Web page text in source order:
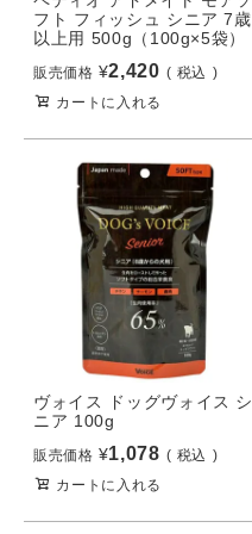
フト フィッシュ シニア 7歳
以上用 500g（100g×5袋）
販売価格 ¥2,420
税込
カートに入れる
ヴォイス ドッグヴォイス シ
ニア 100g
販売価格 ¥1,078
税込
カートに入れる